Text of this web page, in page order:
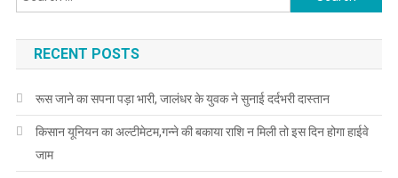
RECENT POSTS
रूस जाने का सपना पड़ा भारी, जालंधर के युवक ने सुनाई दर्दभरी दास्तान
किसान यूनियन का अल्टीमेटम,गन्ने की बकाया राशि न मिली तो इस दिन होगा हाईवे
जाम